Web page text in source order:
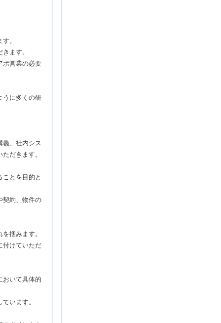
。
ます。
ポ営業の必要
うに多くの研
義、社内シス
だきます。
とを目的と
契約、物件の
掴みます。
付けていただ
おいて具体的
います。